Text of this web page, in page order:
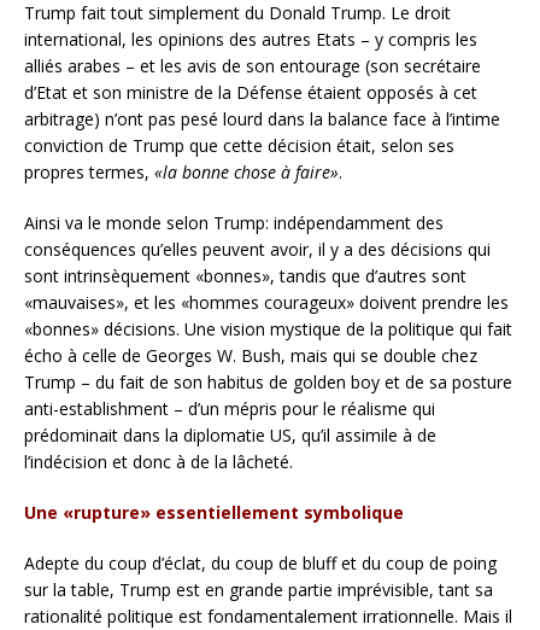
Trump fait tout simplement du Donald Trump. Le droit
international, les opinions des autres Etats – y compris les
alliés arabes – et les avis de son entourage (son secrétaire
d’Etat et son ministre de la Défense étaient opposés à cet
arbitrage) n’ont pas pesé lourd dans la balance face à l’intime
conviction de Trump que cette décision était, selon ses
propres termes, «la bonne chose à faire».
Ainsi va le monde selon Trump: indépendamment des
conséquences qu’elles peuvent avoir, il y a des décisions qui
sont intrinsèquement «bonnes», tandis que d’autres sont
«mauvaises», et les «hommes courageux» doivent prendre les
«bonnes» décisions. Une vision mystique de la politique qui fait
écho à celle de Georges W. Bush, mais qui se double chez
Trump – du fait de son habitus de golden boy et de sa posture
anti-establishment – d’un mépris pour le réalisme qui
prédominait dans la diplomatie US, qu’il assimile à de
l’indécision et donc à de la lâcheté.
Une «rupture» essentiellement symbolique
Adepte du coup d’éclat, du coup de bluff et du coup de poing
sur la table, Trump est en grande partie imprévisible, tant sa
rationalité politique est fondamentalement irrationnelle. Mais il